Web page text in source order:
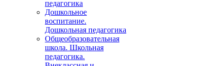
педагогика
Дошкольное
воспитание.
Дошкольная педагогика
Общеобразовательная
школа. Школьная
педагогика.